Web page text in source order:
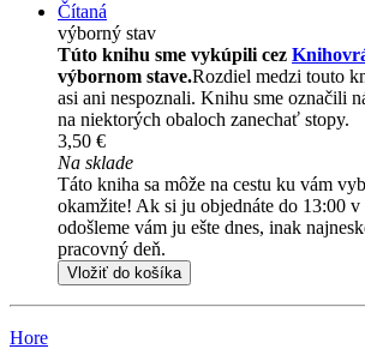
Čítaná
výborný stav
Túto knihu sme vykúpili cez
výbornom stave.Rozdiel medzi touto
asi ani nespoznali. Knihu sme označili
na niektorých obaloch zanechať stopy.
3,50 €
Na sklade
Táto kniha sa môže na cestu ku vám
okamžite! Ak si ju objednáte do 13:00 v
odošleme vám ju ešte dnes, inak
pracovný deň.
Vložiť do košíka
Hore